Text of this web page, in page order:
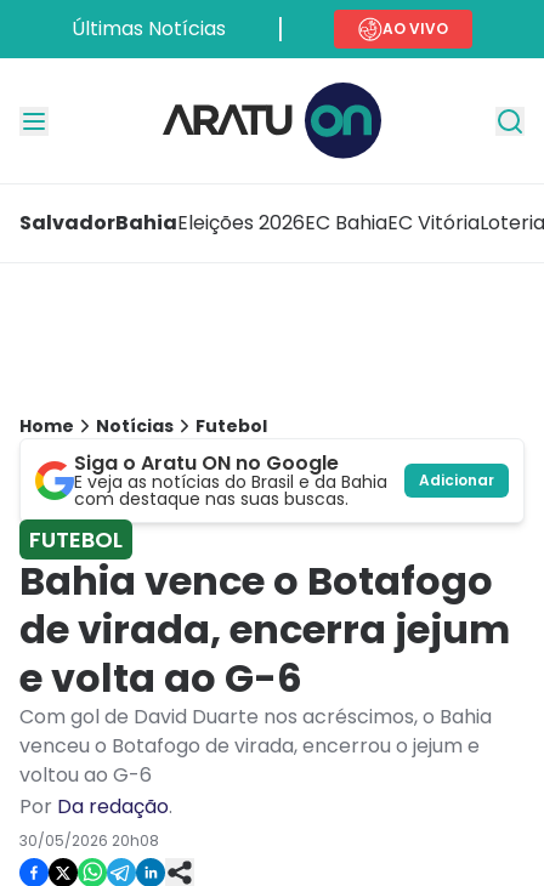
Últimas Notícias AO VIVO
SalvadorBahiaEleições 2026EC BahiaEC Vitória
Home Notícias Futebol
Siga o Aratu ON no Google
E veja as notícias do Brasil e da Bahia
com destaque nas suas buscas.
Adicionar
FUTEBOL
Bahia vence o Botafogo
de virada, encerra jejum
e volta ao G-6
Com gol de David Duarte nos acréscimos, o Bahia
venceu o Botafogo de virada, encerrou o jejum e
voltou ao G-6
Por Da redação.
30/05/2026 20h08